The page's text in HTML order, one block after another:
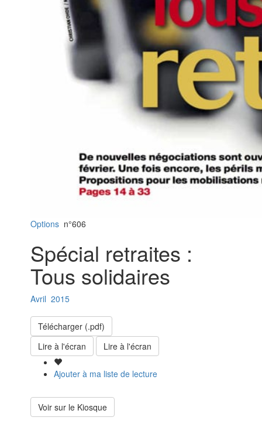
Options n°606
Spécial retraites :
Tous solidaires
Avril 2015
Télécharger (.pdf)
Lire à l'écran
Lire à l'écran
Ajouter à ma liste de lecture
Voir sur le Kiosque